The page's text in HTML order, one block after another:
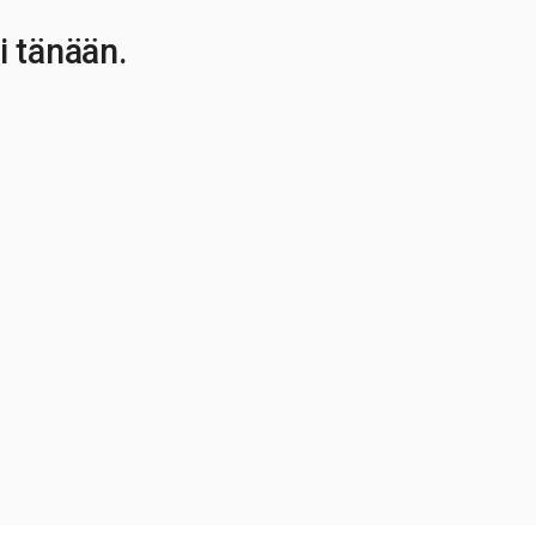
tänään.